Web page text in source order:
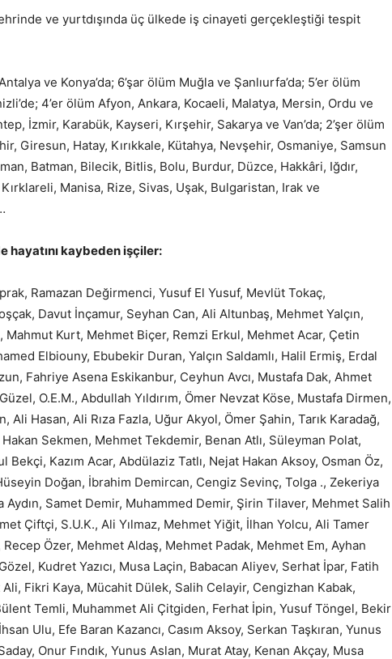
ve yurtdışında üç ülkede iş cinayeti gerçekleştiği tespit
ve Konya’da; 6’şar ölüm Muğla ve Şanlıurfa’da; 5’er ölüm
4’er ölüm Afyon, Ankara, Kocaeli, Malatya, Mersin, Ordu ve
İzmir, Karabük, Kayseri, Kırşehir, Sakarya ve Van’da; 2’şer ölüm
Giresun, Hatay, Kırıkkale, Kütahya, Nevşehir, Osmaniye, Samsun
Batman, Bilecik, Bitlis, Bolu, Burdur, Düzce, Hakkâri, Iğdır,
Manisa, Rize, Sivas, Uşak, Bulgaristan, Irak ve
hayatını kaybeden işçiler:
Ramazan Değirmenci, Yusuf El Yusuf, Mevlüt Tokaç,
Davut İnçamur, Seyhan Can, Ali Altunbaş, Mehmet Yalçın,
Mahmut Kurt, Mehmet Biçer, Remzi Erkul, Mehmet Acar, Çetin
Elbiouny, Ebubekir Duran, Yalçın Saldamlı, Halil Ermiş, Erdal
Fahriye Asena Eskikanbur, Ceyhun Avcı, Mustafa Dak, Ahmet
O.E.M., Abdullah Yıldırım, Ömer Nevzat Köse, Mustafa Dirmen,
Ali Hasan, Ali Rıza Fazla, Uğur Akyol, Ömer Şahin, Tarık Karadağ,
Sekmen, Mehmet Tekdemir, Benan Atlı, Süleyman Polat,
Bekçi, Kazım Acar, Abdülaziz Tatlı, Nejat Hakan Aksoy, Osman Öz,
Doğan, İbrahim Demircan, Cengiz Sevinç, Tolga ., Zekeriya
Aydın, Samet Demir, Muhammed Demir, Şirin Tilaver, Mehmet Salih
Çiftçi, S.U.K., Ali Yılmaz, Mehmet Yiğit, İlhan Yolcu, Ali Tamer
Özer, Mehmet Aldaş, Mehmet Padak, Mehmet Em, Ayhan
Kudret Yazıcı, Musa Laçin, Babacan Aliyev, Serhat İpar, Fatih
Fikri Kaya, Mücahit Dülek, Salih Celayir, Cengizhan Kabak,
Temli, Muhammet Ali Çitgiden, Ferhat İpin, Yusuf Töngel, Bekir
Ulu, Efe Baran Kazancı, Casım Aksoy, Serkan Taşkıran, Yunus
Onur Fındık, Yunus Aslan, Murat Atay, Kenan Akçay, Musa